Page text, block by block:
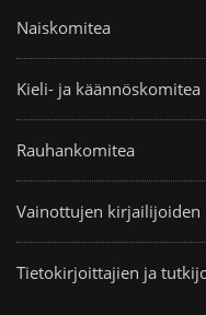
Naiskomitea
Kieli- ja käännöskomitea
Rauhankomitea
Vainottujen kirjailijoiden
Tietokirjoittajien ja